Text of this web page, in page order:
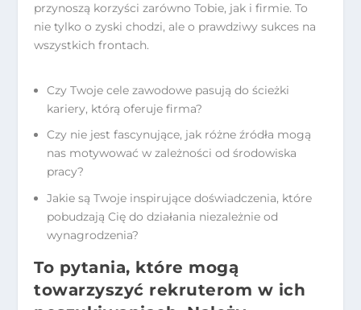
przynoszą korzyści zarówno Tobie, jak i firmie. To
nie tylko o zyski chodzi, ale o prawdziwy sukces na
wszystkich frontach.
Czy Twoje cele zawodowe pasują do ścieżki
kariery, którą oferuje firma?
Czy nie jest fascynujące, jak różne źródła mogą
nas motywować w zależności od środowiska
pracy?
Jakie są Twoje inspirujące doświadczenia, które
pobudzają Cię do działania niezależnie od
wynagrodzenia?
To pytania, które mogą
towarzyszyć rekruterom w ich